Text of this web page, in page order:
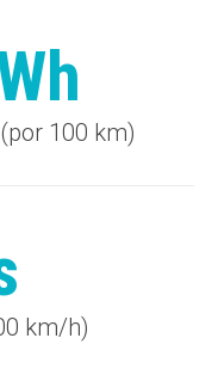
(por 100 km)
km/h)